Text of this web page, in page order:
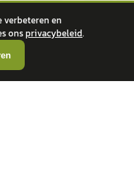
verbeteren en
onsprivacybeleid.